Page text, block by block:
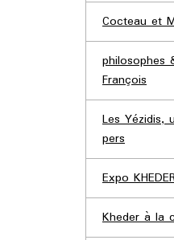
Cocteau et
philosophes
François
Les Yézidis,
pers
Expo
Kheder à la